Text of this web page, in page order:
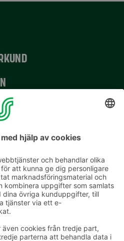
finns i formuläret